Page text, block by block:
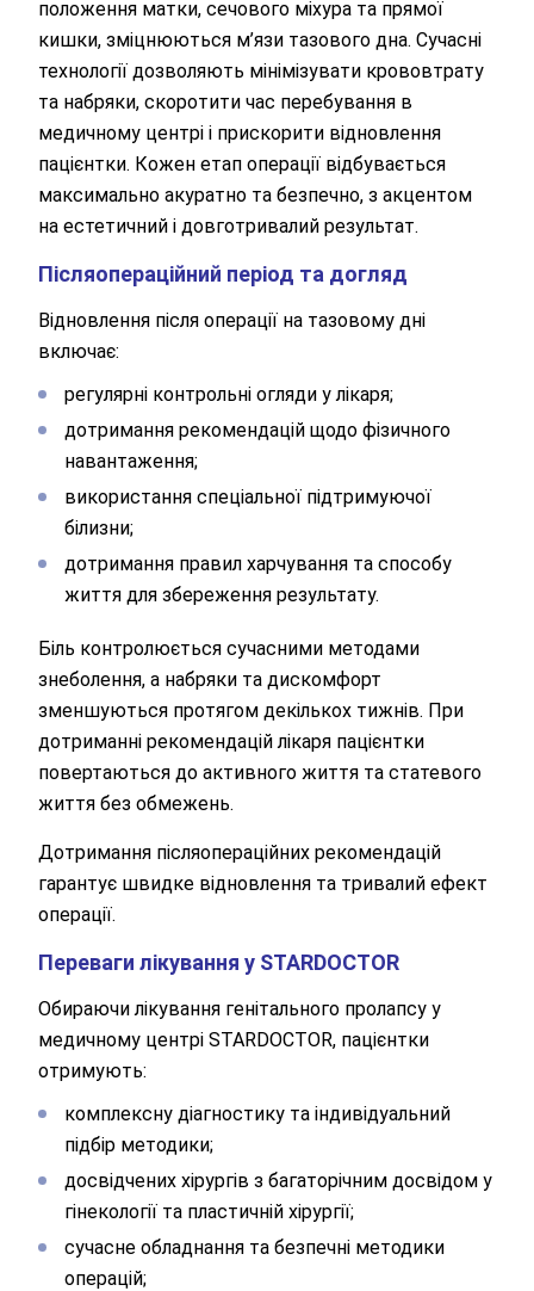
положення матки, сечового міхура та прямої
кишки, зміцнюються м’язи тазового дна. Сучасні
технології дозволяють мінімізувати крововтрату
та набряки, скоротити час перебування в
медичному центрі і прискорити відновлення
пацієнтки. Кожен етап операції відбувається
максимально акуратно та безпечно, з акцентом
на естетичний і довготривалий результат.
Післяопераційний період та догляд
Відновлення після операції на тазовому дні
включає:
регулярні контрольні огляди у лікаря;
дотримання рекомендацій щодо фізичного
навантаження;
використання спеціальної підтримуючої
білизни;
дотримання правил харчування та способу
життя для збереження результату.
Біль контролюється сучасними методами
знеболення, а набряки та дискомфорт
зменшуються протягом декількох тижнів. При
дотриманні рекомендацій лікаря пацієнтки
повертаються до активного життя та статевого
життя без обмежень.
Дотримання післяопераційних рекомендацій
гарантує швидке відновлення та тривалий ефект
операції.
Переваги лікування у STARDOCTOR
Обираючи лікування генітального пролапсу у
медичному центрі STARDOCTOR, пацієнтки
отримують:
комплексну діагностику та індивідуальний
підбір методики;
досвідчених хірургів з багаторічним досвідом у
гінекології та пластичній хірургії;
сучасне обладнання та безпечні методики
операцій;